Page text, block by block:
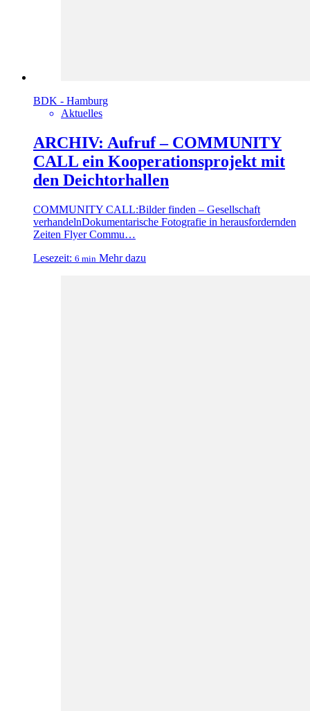
BDK - Hamburg
Aktuelles
ARCHIV: Aufruf – COMMUNITY
CALL ein Kooperationsprojekt mit
den Deichtorhallen
COMMUNITY CALL:Bilder finden – Gesellschaft
verhandelnDokumentarische Fotografie in herausfordernden
Zeiten Flyer Commu…
Lesezeit: 6 min Mehr dazu